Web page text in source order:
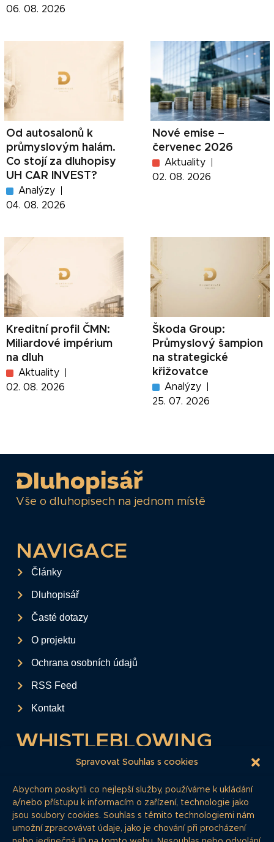
Spravovat Souhlas s cookies
Abychom poskytli co nejlepší služby, používáme k ukládání
a/nebo přístupu k informacím o zařízení, technologie jako
jsou soubory cookies. Souhlas s těmito technologiemi nám
umožní zpracovávat údaje, jako je chování při procházení
06. 08. 2026
Od autosalonů k
průmyslovým halám.
Co stojí za dluhopisy
UH CAR INVEST?
Analýzy
04. 08. 2026
Nové emise –
červenec 2026
Aktuality
02. 08. 2026
Kreditní profil ČMN:
Miliardové impérium
na dluh
Aktuality
02. 08. 2026
Škoda Group:
Průmyslový šampion
na strategické
křižovatce
Analýzy
25. 07. 2026
Vše o dluhopisech na jednom místě
NAVIGACE
Články
Dluhopisář
Časté dotazy
O projektu
Ochrana osobních údajů
RSS Feed
Kontakt
WHISTLEBLOWING
Tento formulář slouží k anonymnímu zaslání
dluhopisům.
Pokud si myslíte, že máte informace, o
kterých by redakce měla vědět, zde nám je